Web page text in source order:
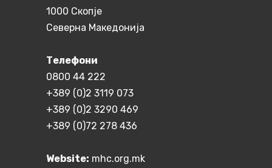
1000 Скопје
Северна Македонија
Телефони
0800 44 222
+389 (0)2 3119 073
+389 (0)2 3290 469
+389 (0)72 278 436
Website: mhc.org.mk